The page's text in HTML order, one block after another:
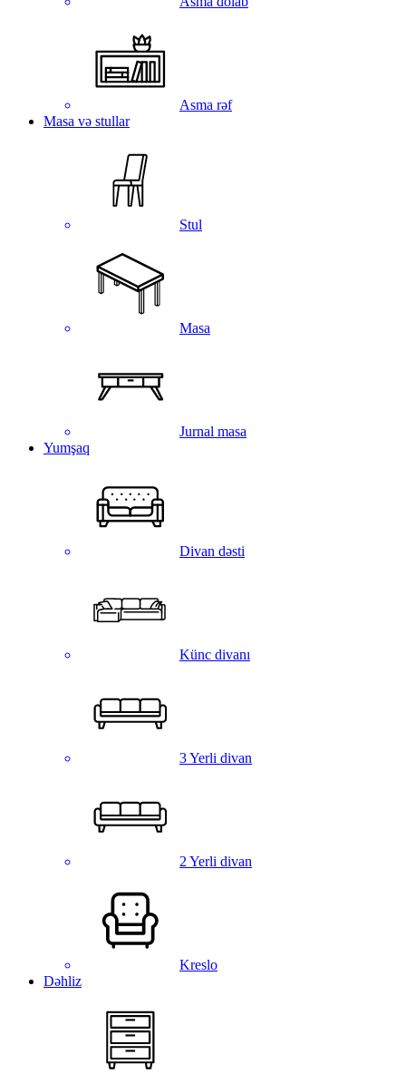
Asma rəf
Masa və stullar
Stul
Masa
Jurnal masa
Yumşaq
Divan dəsti
Künc divanı
3 Yerli divan
2 Yerli divan
Kreslo
Dəhliz